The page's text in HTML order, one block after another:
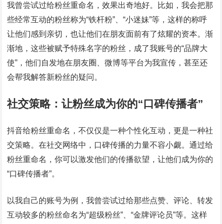
我曾尝试过给粉丝重命名，效果出奇地好。比如，我会把那
些经常互动的粉丝称为“铁杆粉”、“小迷妹”等，这样的称呼
让他们感到亲切，也让他们在朋友面前有了炫耀的资本。渐
渐地，这些被赋予特殊名字的粉丝，成了我账号的“品牌大
使”，他们自发地在朋友圈、微博等平台为我宣传，甚至还
会帮我解答新粉丝的疑问。
社交策略：让粉丝成为你的“口碑传播者”
抖音给粉丝重命名，不仅仅是一种个性化互动，更是一种社
交策略。在社交网络中，口碑传播的力量不容小觑。通过给
粉丝重命名，你可以激发他们的传播欲望，让他们成为你的
“口碑传播者”。
以我自己的账号为例，我曾尝试过给那些点赞、评论、转发
互动较多的粉丝命名为“超级粉丝”、“金牌评论员”等。这样